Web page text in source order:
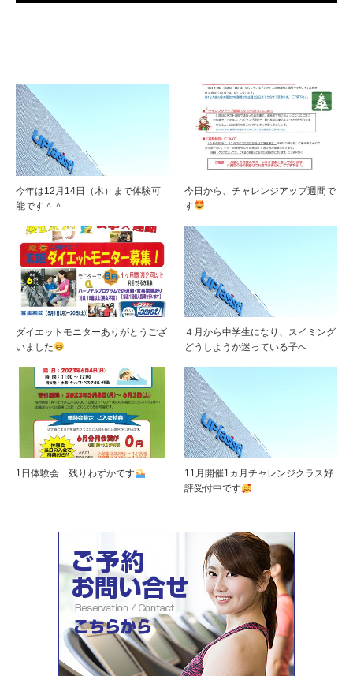
今年は12月14日（木）まで体験可
能です＾＾
今日から、チャレンジアップ週間で
す
ダイエットモニターありがとうござ
いました
４月から中学生になり、スイミング
どうしようか迷っている子へ
1日体験会 残りわずかです
11月開催1ヵ月チャレンジクラス好
評受付中です